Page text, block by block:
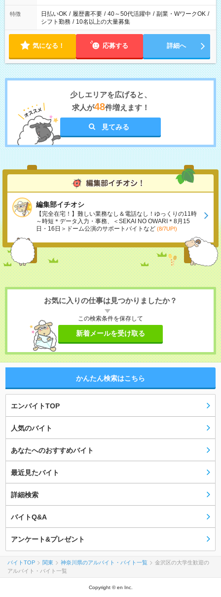
特徴 日払いOK / 履歴書不要 / 40～50代活躍中 / 副業・WワークOK /
シフト勤務 / 10名以上の大量募集
気になる！ 応募する 詳細へ
少しエリアを広げると、
求人が48件増えます！
見てみる
編集部イチオシ
【完全在宅！】難しい業務なし＆電話なし！ゆっくりの11時
～時短＊データ入力・事務、＜SEKAI NO OWARI＊8月15
日・16日＞ドーム公演のサポートバイトなど (8/7UP!)
お気に入りの仕事は見つかりましたか？
この検索条件を保存して
新着メールを受け取る
かんたん検索はこちら
エンバイトTOP
人気のバイト
あなたへのおすすめバイト
最近見たバイト
詳細検索
バイトQ&A
アンケート&プレゼント
バイトTOP 関東 神奈川県のアルバイト・バイト一覧
金沢区の大学生歓迎の
アルバイト・バイト一覧
Copyright © en Inc.